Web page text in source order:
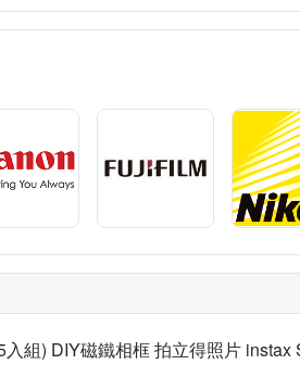
入組) DIY磁鐵相框 拍立得照片